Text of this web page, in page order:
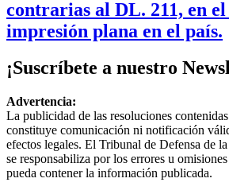
contrarias al DL. 211, en
impresión plana en el país.
¡Suscríbete a nuestro
Advertencia:
La publicidad de las resoluciones
constituye comunicación ni notificación
efectos legales. El Tribunal de Defensa de
se responsabiliza por los errores u
pueda contener la información publicada.